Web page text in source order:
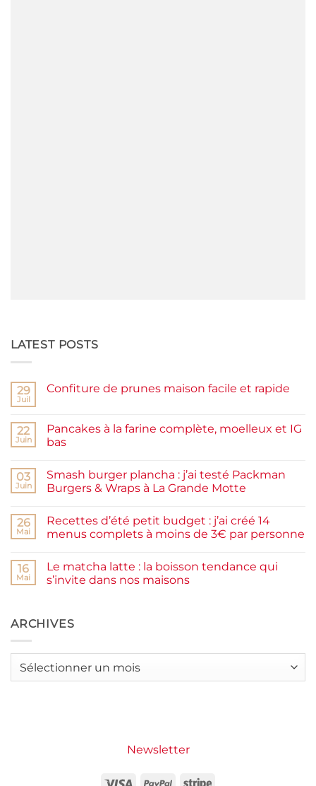
LATEST POSTS
29
Juil
Confiture de prunes maison facile et rapide
Confiture
de
prunes
et
rapide
22
Juin
Pancakes à la farine complète, moelleux et IG
bas
sur
Pancakes
à
complète,
et
03
Juin
Smash burger plancha : j’ai testé Packman
Burgers & Wraps à La Grande Motte
sur
burger
testé
Packman
Burgers &
Grande
Motte
26
Mai
Recettes d’été petit budget : j’ai créé 14
menus complets à moins de 3€ par personne
sur
Recettes
d’été
j’ai
créé
à
16
Mai
Le matcha latte : la boisson tendance qui
s’invite dans nos maisons
Le
matcha
boisson
ARCHIVES
Archives
Newsletter
Visa PayPal Stripe